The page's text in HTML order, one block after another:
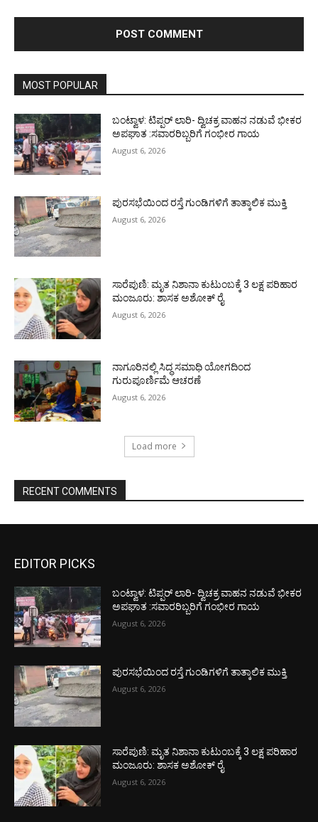
MOST POPULAR
ಬಂಟ್ವಾಳ: ಟಿಪ್ಪರ್ ಲಾರಿ- ದ್ವಿಚಕ್ರ ವಾಹನ ನಡುವೆ ಭೀಕರ
ಅಪಘಾತ :ಸವಾರರಿಬ್ಬರಿಗೆ ಗಂಭೀರ ಗಾಯ
August 6, 2026
ಪುರಸಭೆಯಿಂದ ರಸ್ತೆ ಗುಂಡಿಗಳಿಗೆ ತಾತ್ಕಾಲಿಕ ಮುಕ್ತಿ
August 6, 2026
ಸಾರೆಪುಣಿ: ಮೃತ ನಿಶಾನಾ ಕುಟುಂಬಕ್ಕೆ 3 ಲಕ್ಷ ಪರಿಹಾರ
ಮಂಜೂರು: ಶಾಸಕ ಅಶೋಕ್ ರೈ
August 6, 2026
ನಾಗೂರಿನಲ್ಲಿ ಸಿದ್ಧ ಸಮಾಧಿ ಯೋಗದಿಂದ
ಗುರುಪೂರ್ಣಿಮೆ ಆಚರಣೆ
August 6, 2026
Load more
RECENT COMMENTS
EDITOR PICKS
ಬಂಟ್ವಾಳ: ಟಿಪ್ಪರ್ ಲಾರಿ- ದ್ವಿಚಕ್ರ ವಾಹನ ನಡುವೆ ಭೀಕರ
ಅಪಘಾತ :ಸವಾರರಿಬ್ಬರಿಗೆ ಗಂಭೀರ ಗಾಯ
August 6, 2026
ಪುರಸಭೆಯಿಂದ ರಸ್ತೆ ಗುಂಡಿಗಳಿಗೆ ತಾತ್ಕಾಲಿಕ ಮುಕ್ತಿ
August 6, 2026
ಸಾರೆಪುಣಿ: ಮೃತ ನಿಶಾನಾ ಕುಟುಂಬಕ್ಕೆ 3 ಲಕ್ಷ ಪರಿಹಾರ
ಮಂಜೂರು: ಶಾಸಕ ಅಶೋಕ್ ರೈ
August 6, 2026